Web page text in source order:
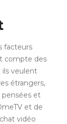
facteurs
compte des
ils veulent
étrangers,
pensées et
et de
vidéo